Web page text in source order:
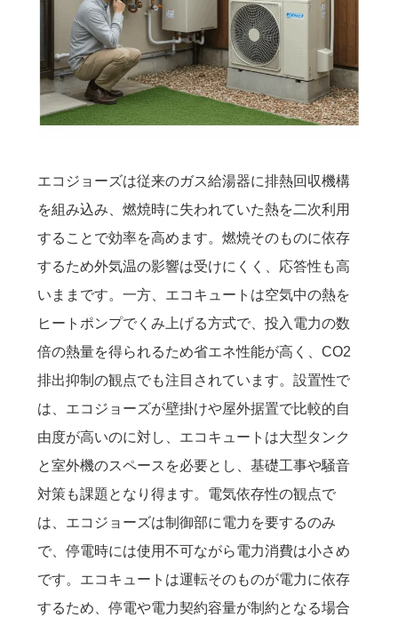
エコジョーズは従来のガス給湯器に排熱回収機構
を組み込み、燃焼時に失われていた熱を二次利用
することで効率を高めます。燃焼そのものに依存
するため外気温の影響は受けにくく、応答性も高
いままです。一方、エコキュートは空気中の熱を
ヒートポンプでくみ上げる方式で、投入電力の数
倍の熱量を得られるため省エネ性能が高く、CO2
排出抑制の観点でも注目されています。設置性で
は、エコジョーズが壁掛けや屋外据置で比較的自
由度が高いのに対し、エコキュートは大型タンク
と室外機のスペースを必要とし、基礎工事や騒音
対策も課題となり得ます。電気依存性の観点で
は、エコジョーズは制御部に電力を要するのみ
で、停電時には使用不可ながら電力消費は小さめ
です。エコキュートは運転そのものが電力に依存
するため、停電や電力契約容量が制約となる場合